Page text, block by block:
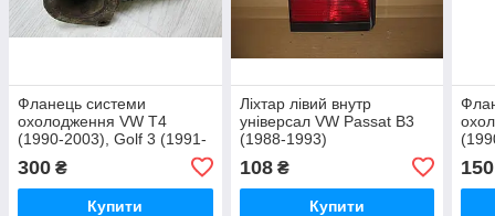
Фланець системи
охолодження VW T4
(1990-2003), Golf 3 (1991-
1993) OE: 068121132,
068121133AB
300 ₴
Купити
Ліхтар лівий внутр
універсал VW Passat B3
(1988-1993)
108₴
Купити
150